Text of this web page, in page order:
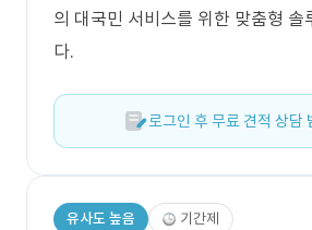
의 대국민 서비스를 위한 맞춤형 솔
다.
로그인 후 무료 견적 상담
유사도 높음 기간제